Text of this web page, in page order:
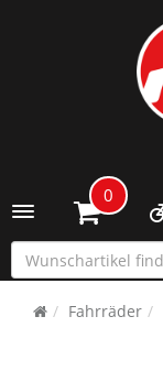
Toggle navigation
0
Fahrräder